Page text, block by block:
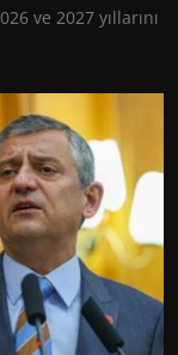
ve 2027 yıllarını